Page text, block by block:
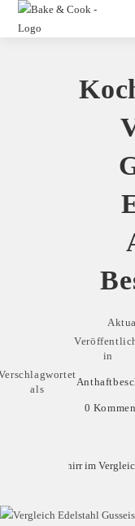
in
als
0
Kochgeschirr im